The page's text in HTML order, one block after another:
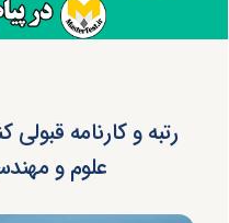
رتبه و کارنامه
علوم و